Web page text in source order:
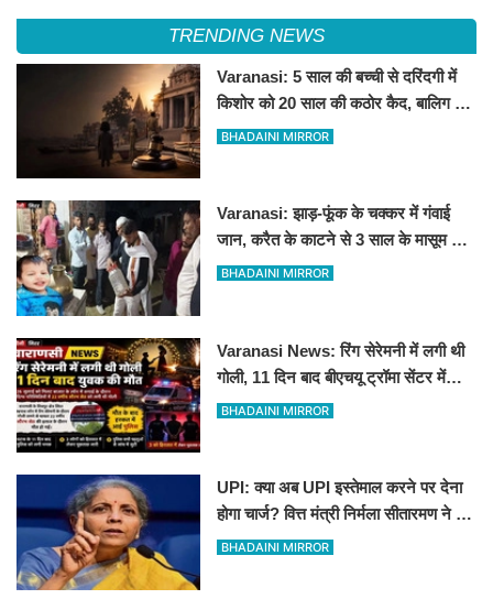
TRENDING NEWS
Varanasi: 5 साल की बच्ची से दरिंदगी में
किशोर को 20 साल की कठोर कैद, बालिग की
तरह चला मुकदमा
BHADAINI MIRROR
Varanasi: झाड़-फूंक के चक्कर में गंवाई
जान, करैत के काटने से 3 साल के मासूम की
मौत
BHADAINI MIRROR
Varanasi News: रिंग सेरेमनी में लगी थी
गोली, 11 दिन बाद बीएचयू ट्रॉमा सेंटर में
युवक की मौत
BHADAINI MIRROR
UPI: क्या अब UPI इस्तेमाल करने पर देना
होगा चार्ज? वित्त मंत्री निर्मला सीतारमण ने दी
सफाई
BHADAINI MIRROR